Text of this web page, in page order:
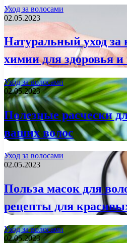
Уход за волосами
02.05.2023
Натуральный уход за
химии для здоровья
Уход за волосами
02.05.2023
Полезные расчески
ваших волос
Уход за волосами
02.05.2023
Польза масок для
рецепты для
Уход за волосами
02.05.2023